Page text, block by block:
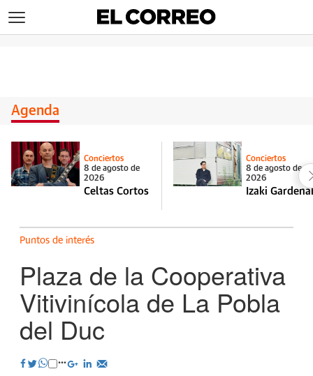
Agenda
Conciertos
8 de agosto de
2026
Celtas Cortos
Conciertos
8 de agosto de
2026
Izaki
Puntos de interés
Plaza de la Cooperativa
Vitivinícola de La Pobla
del Duc